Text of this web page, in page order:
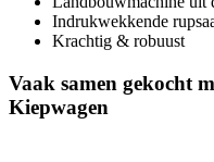
Indrukwekkende
Krachtig & robuust
Vaak samen gekocht
Kiepwagen